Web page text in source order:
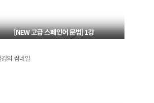
[NEW 고급 스페인어 문법] 1강